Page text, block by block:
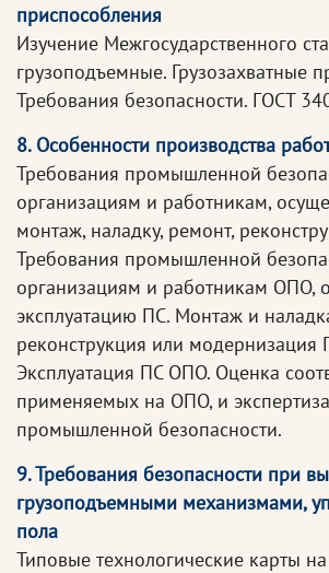
приспособления
Изучение Межгосударственного
грузоподъемные. Грузозахватные
Требования безопасности. ГОСТ
8. Особенности производства
Требования промышленной
организациям и работникам,
монтаж, наладку, ремонт,
Требования промышленной
организациям и работникам ОПО,
эксплуатацию ПС. Монтаж и
реконструкция или
Эксплуатация ПС ОПО. Оценка
применяемых на ОПО, и
промышленной безопасности.
9. Требования безопасности при
грузоподъемными механизмами,
пола
Типовые технологические карты